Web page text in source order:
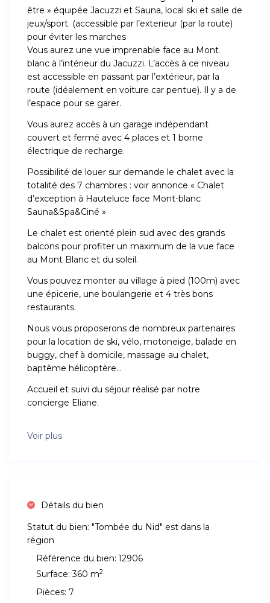
être » équipée Jacuzzi et Sauna, local ski et salle de
jeux/sport. (accessible par l’exterieur (par la route)
pour éviter les marches
Vous aurez une vue imprenable face au Mont
blanc à l’intérieur du Jacuzzi. L’accès à ce niveau
est accessible en passant par l’extérieur, par la
route (idéalement en voiture car pentue). Il y a de
l’espace pour se garer.
Vous aurez accès à un garage indépendant
couvert et fermé avec 4 places et 1 borne
électrique de recharge.
Possibilité de louer sur demande le chalet avec la
totalité des 7 chambres : voir annonce « Chalet
d’exception à Hauteluce face Mont-blanc
Sauna&Spa&Ciné »
Le chalet est orienté plein sud avec des grands
balcons pour profiter un maximum de la vue face
au Mont Blanc et du soleil.
Vous pouvez monter au village à pied (100m) avec
une épicerie, une boulangerie et 4 très bons
restaurants.
Nous vous proposerons de nombreux partenaires
pour la location de ski, vélo, motoneige, balade en
buggy, chef à domicile, massage au chalet,
baptême hélicoptère…
Accueil et suivi du séjour réalisé par notre
concierge Eliane.
Voir plus
Détails du bien
Statut du bien: "Tombée du Nid" est dans la
région
Référence du bien: 12906
Surface: 360 m2
Pièces: 7